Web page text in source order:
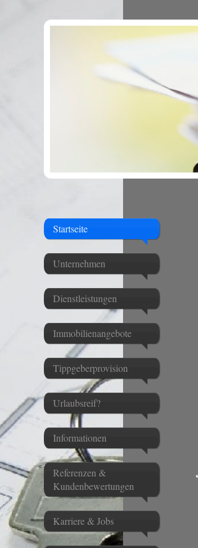
Startseite
Unternehmen
Dienstleistungen
Immobilienangebote
Tippgeberprovision
Urlaubsreif?
Informationen
Referenzen &
Kundenbewertungen
Karriere & Jobs